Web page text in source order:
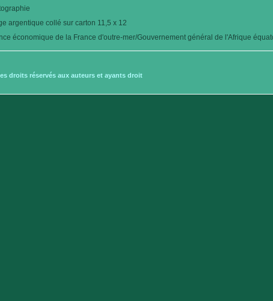
argentique collé sur carton 11,5 x 12
économique de la France d'outre-mer/Gouvernement général de l'Afrique
droits réservés aux auteurs et ayants droit